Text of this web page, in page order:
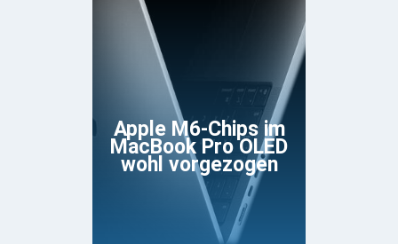
Apple M6-Chips im
MacBook Pro OLED
wohl vorgezogen